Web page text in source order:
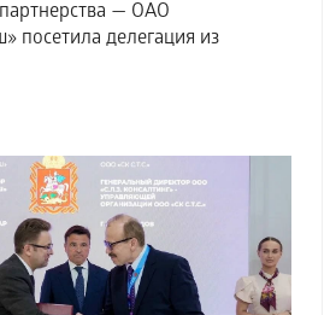
— ОАО
посетила делегация из